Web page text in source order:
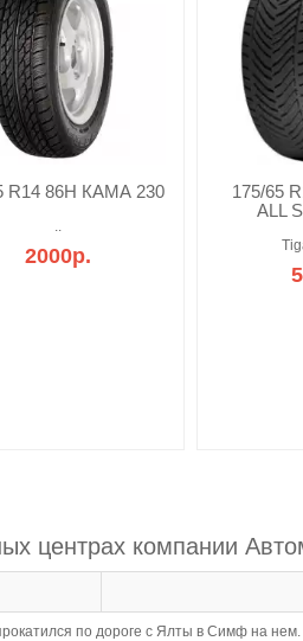
R14 86H КАМА 230
..
2000р.
175/65
ALL
центрах компании
по дороге с Ялты в Симф на нем.